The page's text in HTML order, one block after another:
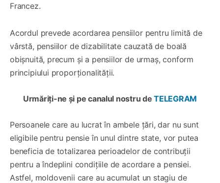
Francez.
Acordul prevede acordarea pensiilor pentru limită de
vârstă, pensiilor de dizabilitate cauzată de boală
obișnuită, precum și a pensiilor de urmaș, conform
principiului proporționalității.
Urmăriți-ne și pe canalul nostru deTELEGRAM
Persoanele care au lucrat în ambele țări, dar nu sunt
eligibile pentru pensie în unul dintre state, vor putea
beneficia de totalizarea perioadelor de contribuții
pentru a îndeplini condițiile de acordare a pensiei.
Astfel, moldovenii care au acumulat un stagiu de